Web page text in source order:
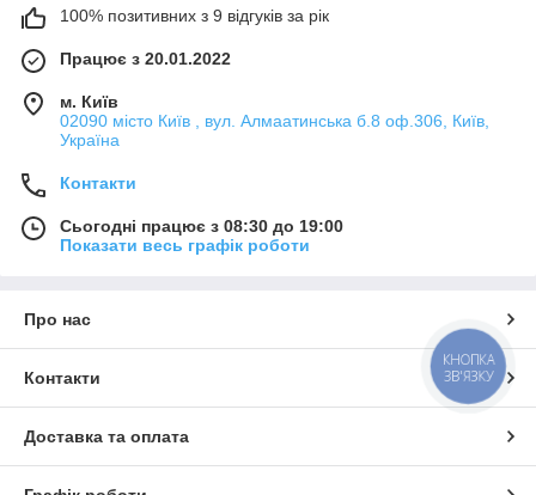
100% позитивних з 9 відгуків за рік
Працює з 20.01.2022
м. Київ
02090 місто Київ , вул. Алмаатинська б.8 оф.306, Київ,
Україна
Контакти
Сьогодні працює з 08:30 до 19:00
Показати весь графік роботи
Про нас
Контакти
Доставка та оплата
КНОПКА
ЗВ'ЯЗКУ